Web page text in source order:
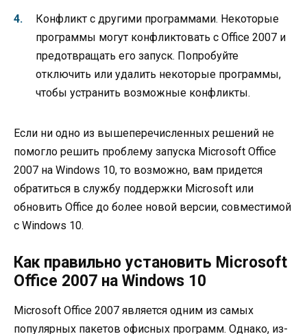
Конфликт с другими программами. Некоторые
программы могут конфликтовать с Office 2007 и
предотвращать его запуск. Попробуйте
отключить или удалить некоторые программы,
чтобы устранить возможные конфликты.
Если ни одно из вышеперечисленных решений не
помогло решить проблему запуска Microsoft Office
2007 на Windows 10, то возможно, вам придется
обратиться в службу поддержки Microsoft или
обновить Office до более новой версии, совместимой
с Windows 10.
Как правильно установить Microsoft
Office 2007 на Windows 10
Microsoft Office 2007 является одним из самых
популярных пакетов офисных программ. Однако, из-